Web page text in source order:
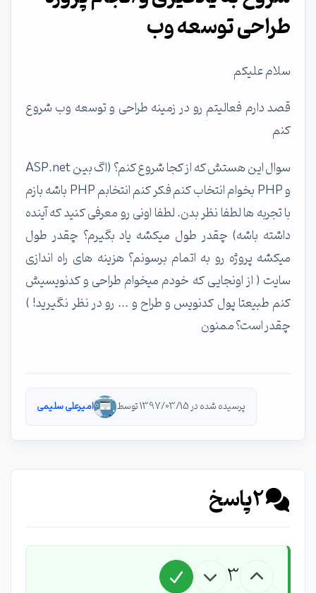
طراحی توسعه وب
سلام علیکم
قصد دارم فعالیتم رو در زمینه طراحی و توسعه وب شروع
کنم
سوال این هستش که از کجا شروع کنم؟ (اگ بین ASP.net
و PHP بخوام انتخاب کنم فکر کنم انتخابم PHP باشه بازم
با تجربه ها لطفا نظر بدن. لطفا اونی رو معرفی کنید که آینده
داشته باشه) چقدر طول میکشه یاد بگیرم؟ چقدر طول
میکشه پروژه رو به اتمام برسونم؟ هزینه های راه اندازی
سایت ( از اونجایی که خودم میخوام طراحی و کدنویسیش
کنم طبیعتا پول کدنویس و طراح و ... رو در نظر نگیرید! )
چقدر است؟ ممنون
پرسیده شده در 1397/03/15 توسط امیرعلی سلیمی
2پاسخ
3